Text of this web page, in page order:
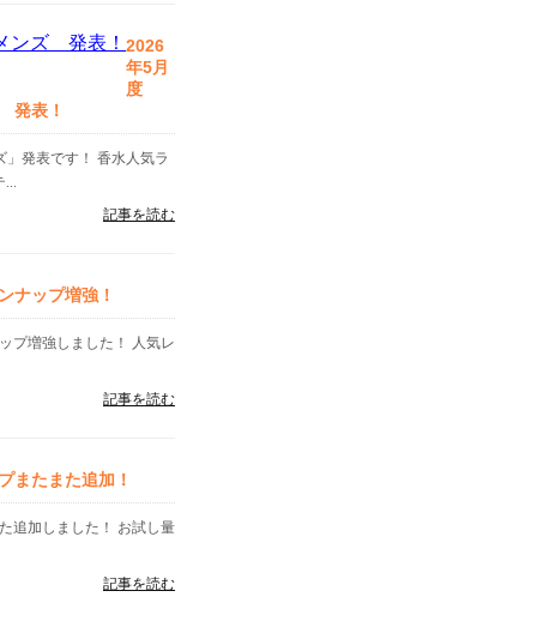
2026
年5月
度
発表！
発表です！ 香水人気ラ
...
記事を読む
ナップ増強！
プ増強しました！ 人気レ
記事を読む
たまた追加！
追加しました！ お試し量
記事を読む